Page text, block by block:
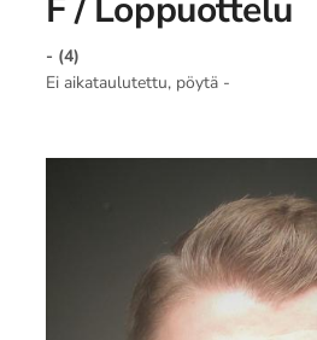
F / Loppuottelu
- (4)
Ei aikataulutettu, pöytä -